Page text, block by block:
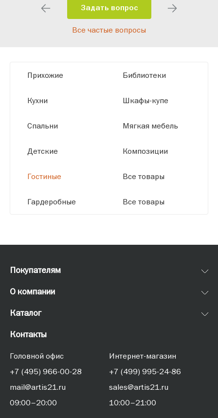
помещения и личные пожелания.
Благодаря современному
высокотехнологичному оборудованию
размерам.
Задать вопрос
Все частые вопросы
Прихожие
Кухни
Спальни
Детские
Гостиные
Гардеробные
Библиотеки
Шкафы-купе
Мягкая мебель
Композиции
Все товары
Все товары
Покупателям
О компании
Каталог
Контакты
Головной офис
+7 (495) 966-00-28
mail@artis21.ru
09:00–20:00
Интернет-магазин
+7 (499) 995-24-86
sales@artis21.ru
10:00–21:00